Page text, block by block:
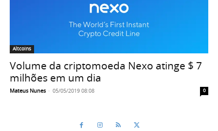
Altcoins
Volume da criptomoeda Nexo atinge $ 7
milhões em um dia
Mateus Nunes - 05/05/2019 08:08 0